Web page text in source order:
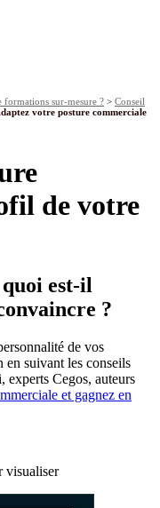
formations sur-mesure ? > Conseil
votre posture commerciale
de votre
est-il
?
de vos
en suivant les conseils
experts Cegos, auteurs
et gagnez en
visualiser